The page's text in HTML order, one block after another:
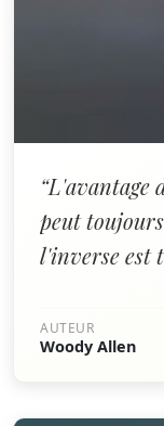
“L'avantage
peut
l'inverse est
AUTEUR
Woody Allen